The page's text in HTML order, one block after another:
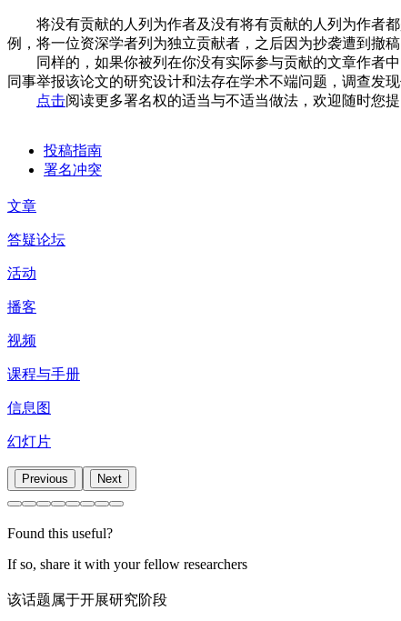
将没有贡献的人列为作者及没有将有贡献的人列为作者都是
例，将一位资深学者列为独立贡献者，之后因为抄袭遭到撤
同样的，如果你被列在你没有实际参与贡献的文章作者中
同事举报该论文的研究设计和法存在学术不端问题，调查发
点击阅读更多署名权的适当与不适当做法，欢迎随时您
投稿指南
署名冲突
文章
答疑论坛
活动
播客
视频
课程与手册
信息图
幻灯片
Previous Next
Found this useful?
If so, share it with your fellow researchers
该话题属于开展研究阶段